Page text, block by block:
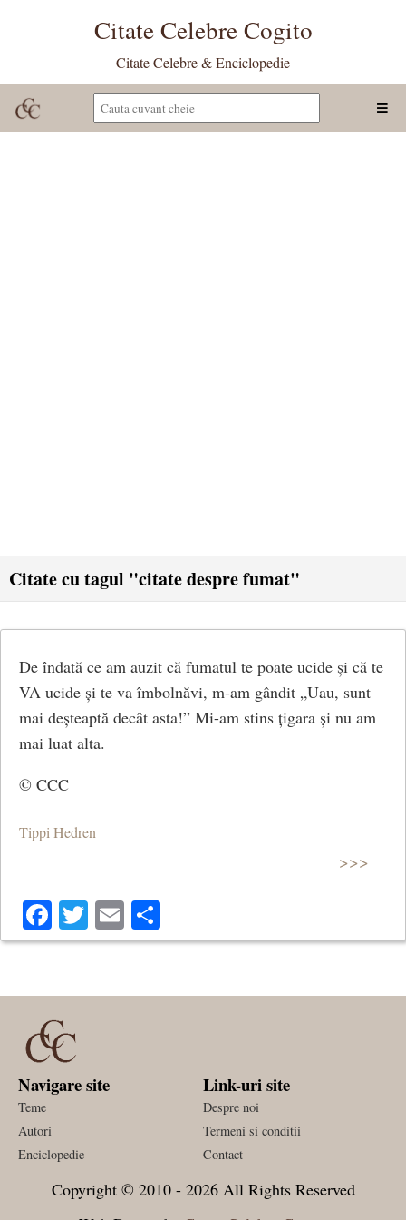
Citate Celebre Cogito
Citate Celebre & Enciclopedie
Citate cu tagul "citate despre fumat"
De îndată ce am auzit că fumatul te poate ucide și că te
VA ucide și te va îmbolnăvi, m-am gândit „Uau, sunt
mai deșteaptă decât asta!” Mi-am stins țigara și nu am
mai luat alta.
© CCC
Tippi Hedren
>>>
Facebook
Twitter
Email
Navigare site
Teme
Autori
Enciclopedie
Link-uri site
Despre noi
Termeni si conditii
Contact
Copyright © 2010 - 2026 All Rights Reserved